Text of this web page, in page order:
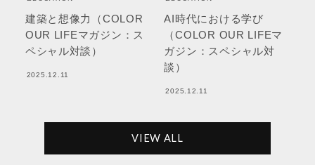
建築と想像力（COLOR
OUR LIFEマガジン：ス
ペシャル対談）
2025.12.11
AI時代における学び
（COLOR OUR LIFEマ
ガジン：スペシャル対
談）
2025.12.11
VIEW ALL